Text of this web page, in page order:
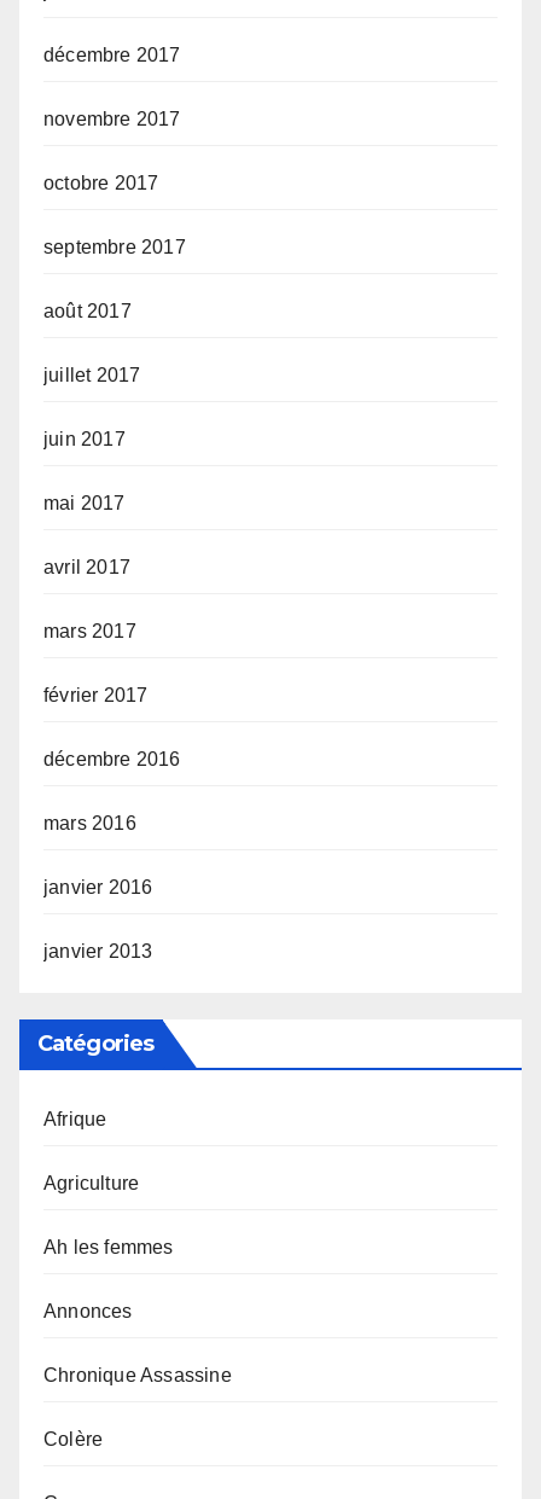
décembre 2017
novembre 2017
octobre 2017
septembre 2017
août 2017
juillet 2017
juin 2017
mai 2017
avril 2017
mars 2017
février 2017
décembre 2016
mars 2016
janvier 2016
janvier 2013
Catégories
Afrique
Agriculture
Ah les femmes
Annonces
Chronique Assassine
Colère